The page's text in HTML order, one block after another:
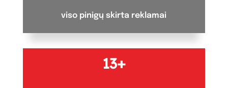
viso pinigų skirta reklamai
13+